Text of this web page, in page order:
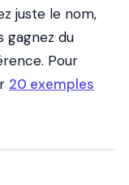
juste le nom,
gagnez du
Pour
20 exemples